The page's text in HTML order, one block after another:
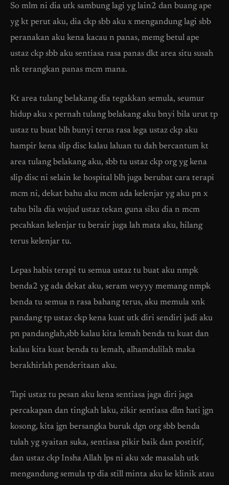
So mlm ni dia utk sambung lagi yg lain2 dan buang ape
yg kt perut aku, dia ckp sbb aku x mengandung lagi sbb
peranakan aku kena kacau n panas, memg betul ape
ustaz ckp sbb aku sentiasa rasa panas dkt area situ susah
nk terangkan panas mcm mana.
Kt area tulang belakang dia tegakkan semula, seumur
hidup aku x pernah tulang belakang aku bnyi bila urut tp
ustaz tu buat blh bunyi terus rasa lega ustaz ckp aku
hampir kena slip disc kalau laluan tu dah bercantum kt
area tulang belakang aku, sbb tu ustaz ckp org yg kena
slip disc ni selain ke hospital blh juga berubat cara terapi
mcm ni, dekat bahu aku mcm ada kelenjar yg aku pn x
tahu bila dia wujud ustaz tekan guna siku dia n mcm
pecahkan kelenjar tu berair juga lah mata aku, hilang
terus kelenjar tu.
Lepas habis terapi tu semua ustaz tu buat aku nmpk
benda2 yg ada dekat aku, seram weyyy memang nmpk
benda tu semua n rasa bahang terus, aku memula xnk
pandang tp ustaz ckp kena kuat utk diri sendiri jadi aku
pn pandanglah,sbb kalau kita lemah benda tu kuat dan
kalau kita kuat benda tu lemah, alhamdulilah maka
berakhirlah penderitaan aku.
Tapi ustaz tu pesan aku kena sentiasa jaga diri jaga
percakapan dan tingkah laku, zikir sentiasa dlm hati jgn
kosong, kita jgn bersangka buruk dgn org sbb benda
tulah yg syaitan suka, sentiasa pikir baik dan postitif,
dan ustaz ckp Insha Allah lps ni aku xde masalah utk
mengandung semula tp dia still minta aku ke klinik atau